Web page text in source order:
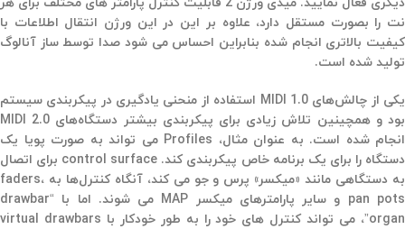
نت را بصورت مستقل دارد، علاوه بر این در این ورژن انتقال اطلاعات با
کیفیت بالاتری انجام شده بنابراین احساس می شود صدا توسط ساز آنالوگ
تولید شده است.
یکی از چالش‌های MIDI 1.0 استفاده از منحنی یادگیری در پیکربندی سیستم
بود و همچینین تلاش زیادی برای پیکربندی بیشتر دستگاه‌های MIDI 2.0
انجام شده است. به عنوان مثال، Profiles می تواند به صورت پویا یک
دستگاه را برای یک برنامه خاص پیکربندی کند. control surface برای اتصال
به دستگاهی مانند «میکسر» پرس و جو می کند، آنگاه کنترل‌ها به faders،
pan pots و سایر پارامترهای میکسر MAP می شوند. اما با “drawbar
organ”، می تواند کنترل های خود را به طور خودکار با virtual drawbars